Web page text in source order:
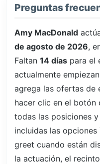
Preguntas
Amy MacDonald
de agosto de 2026,
Faltan 14 días para el
actualmente
agrega las ofertas de
hacer clic en el botón
todas las posiciones
incluidas las
greet cuando están
la actuación, el